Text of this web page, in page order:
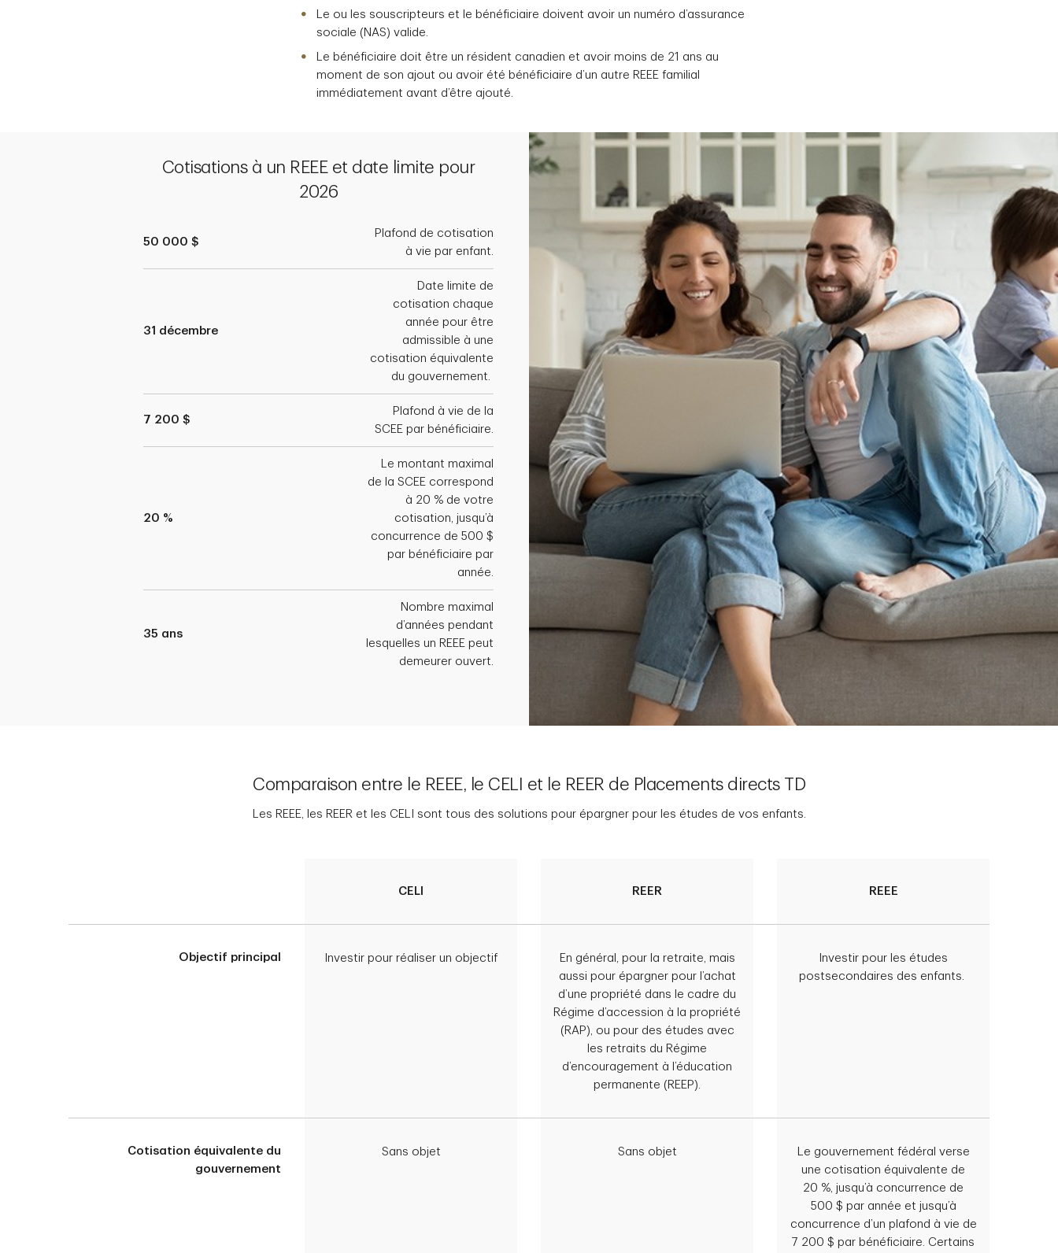
Le ou les souscripteurs et le bénéficiaire doivent avoir un numéro d’assurance
sociale (NAS) valide.
Le bénéficiaire doit être un résident canadien et avoir moins de 21 ans au
moment de son ajout ou avoir été bénéficiaire d’un autre REEE familial
immédiatement avant d’être ajouté.
Cotisations à un REEE et date limite pour
2026
50 000 $
Plafond de cotisation
à vie par enfant.
31 décembre
Date limite de
cotisation chaque
année pour être
admissible à une
cotisation équivalente
du gouvernement.
7 200 $
Plafond à vie de la
SCEE par bénéficiaire.
20 %
Le montant maximal
de la SCEE correspond
à 20 % de votre
cotisation, jusqu’à
concurrence de 500 $
par bénéficiaire par
année.
35 ans
Nombre maximal
d’années pendant
lesquelles un REEE peut
demeurer ouvert.
Comparaison entre le REEE, le CELI et le REER de Placements directs TD
Les REEE, les REER et les CELI sont tous des solutions pour épargner pour les études de vos enfants.
CELI REER REEE
Objectif principal Investir pour réaliser un objectif
En général, pour la retraite, mais
aussi pour épargner pour l’achat
d’une propriété dans le cadre du
Régime d’accession à la propriété
(RAP), ou pour des études avec
les retraits du Régime
d’encouragement à l’éducation
permanente (REEP).
Investir pour les études
postsecondaires des enfants.
Cotisation équivalente du
gouvernement
Sans objet Sans objet
Le gouvernement fédéral verse
une cotisation équivalente de
20 %, jusqu’à concurrence de
500 $ par année et jusqu’à
concurrence d’un plafond à vie de
7 200 $ par bénéficiaire. Certains